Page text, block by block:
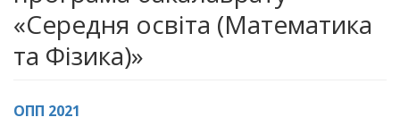
«Середня освіта (Математика
та Фізика)»
ОПП 2021